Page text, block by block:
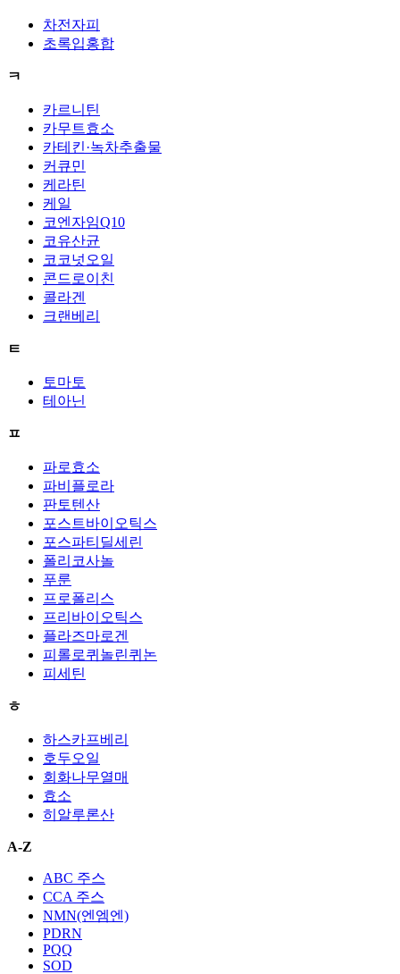
차전자피
초록입홍합
ㅋ
카르니틴
카무트효소
카테킨·녹차추출물
커큐민
케라틴
케일
코엔자임Q10
코유산균
코코넛오일
콘드로이친
콜라겐
크랜베리
ㅌ
토마토
테아닌
ㅍ
파로효소
파비플로라
판토텐산
포스트바이오틱스
포스파티딜세린
폴리코사놀
푸룬
프로폴리스
프리바이오틱스
플라즈마로겐
피롤로퀴놀린퀴논
피세틴
ㅎ
하스카프베리
호두오일
회화나무열매
효소
히알루론산
A-Z
ABC 주스
CCA 주스
NMN(엔엠엔)
PDRN
PQQ
SOD